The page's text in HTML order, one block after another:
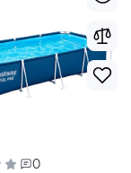
0